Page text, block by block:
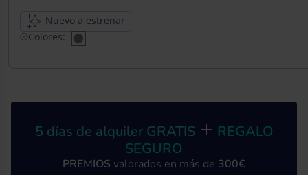
Nuevo a estrenar
Colores:
5 días de alquiler GRATIS
REGALO
SEGURO
PREMIOS valorados en más de 300€